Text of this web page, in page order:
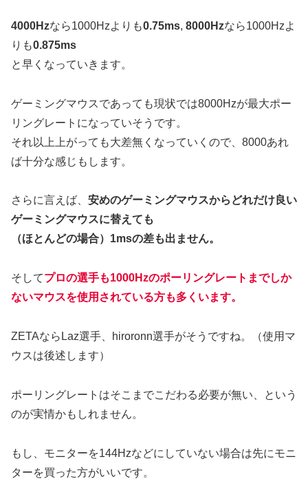
4000Hzなら1000Hzよりも0.75ms, 8000Hzなら1000Hzよ
りも0.875ms
と早くなっていきます。
ゲーミングマウスであっても現状では8000Hzが最大ポー
リングレートになっていそうです。
それ以上上がっても大差無くなっていくので、8000あれ
ば十分な感じもします。
さらに言えば、 安めのゲーミングマウスからどれだけ良い
ゲーミングマウスに替えても
（ほとんどの場合）1msの差も出ません。
そしてプロの選手も1000Hzのポーリングレートまでしか
ないマウスを使用されている方も多くいます。
ZETAならLaz選手、hiroronn選手がそうですね。（使用マ
ウスは後述します）
ポーリングレートはそこまでこだわる必要が無い、という
のが実情かもしれません。
もし、モニターを144Hzなどにしていない場合は先にモニ
ターを買った方がいいです。